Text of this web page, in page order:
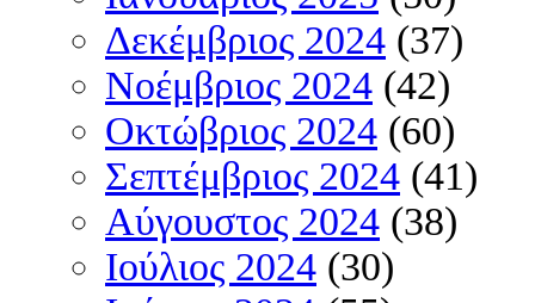
Δεκέμβριος 2024 (37)
Νοέμβριος 2024 (42)
Οκτώβριος 2024 (60)
Σεπτέμβριος 2024 (41)
Αύγουστος 2024 (38)
Ιούλιος 2024 (30)